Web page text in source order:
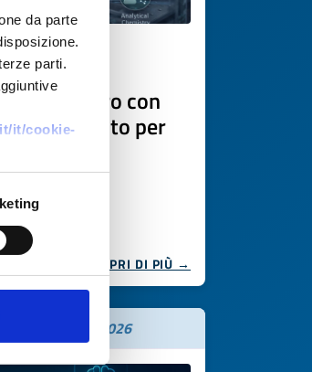
da parte
parti.
it/cookie-
su vetro con
d’argento per
SCOPRI DI PIÙ →
26 novembre 2026